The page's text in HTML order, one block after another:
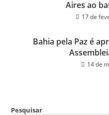
Aires ao
17 de
Bahia pela Paz é
14 de
Pesquisar